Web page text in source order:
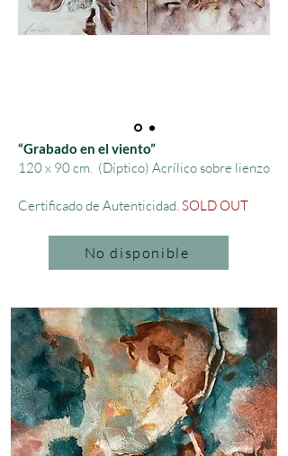
“Grabado en el viento”
120 x 90 cm. (Díptico) Acrílico sobre lienzo
Certificado de Autenticidad. SOLD OUT
No disponible